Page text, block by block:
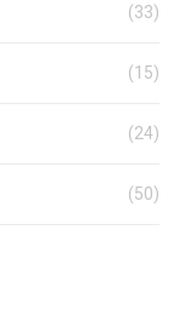
(33)
(15)
(24)
(50)